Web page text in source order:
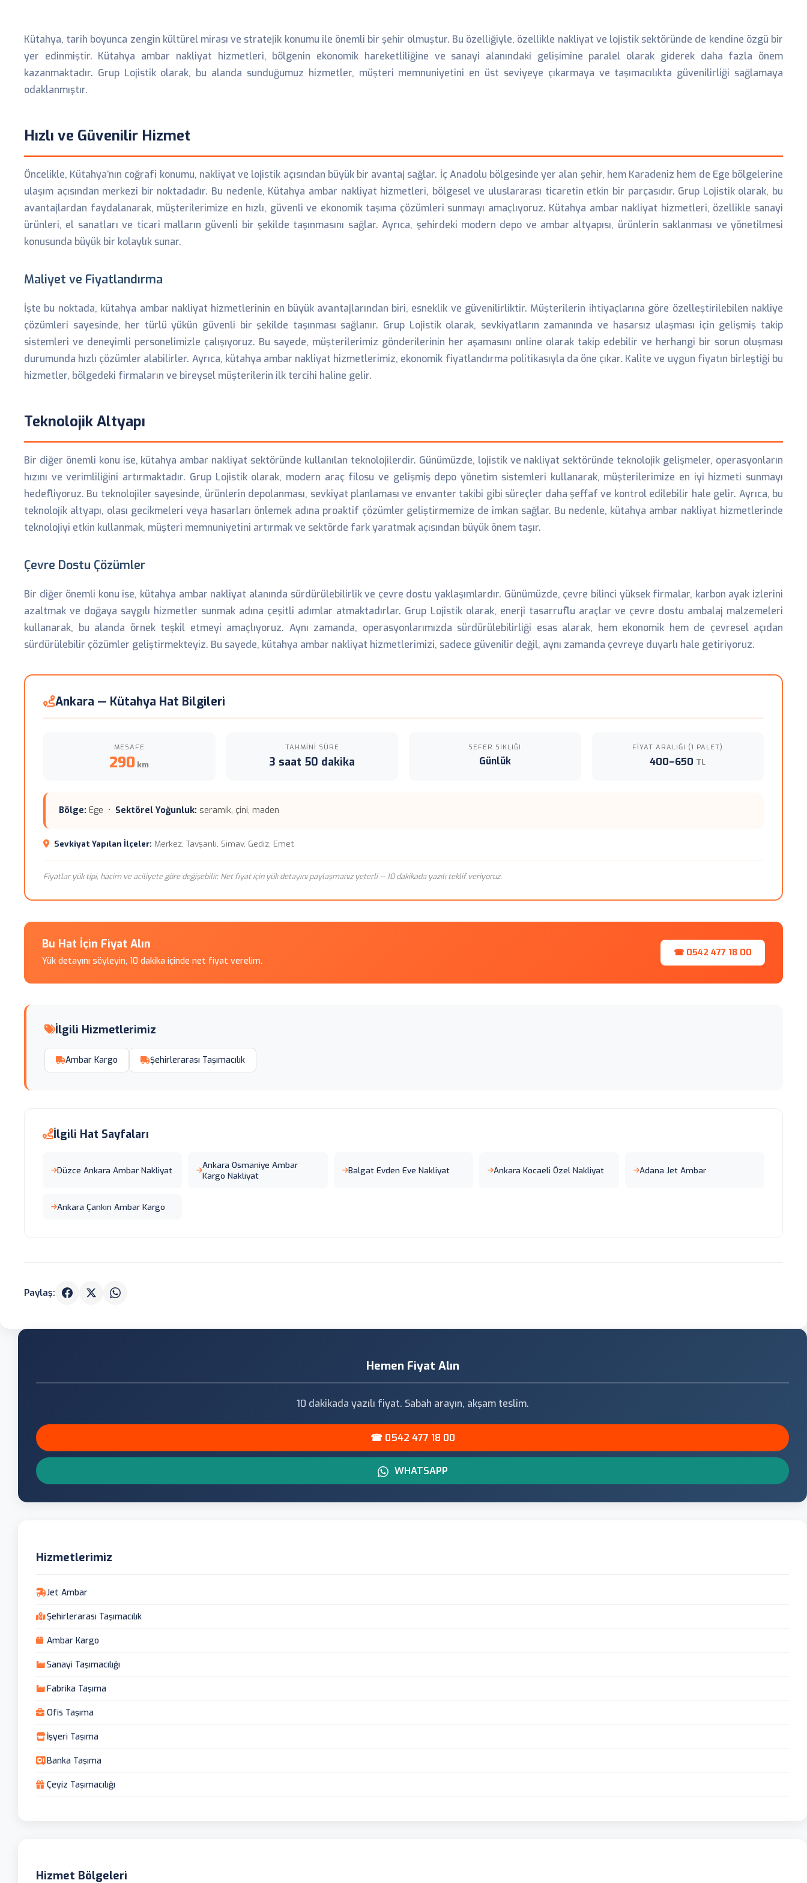
Kütahya, tarih boyunca zengin kültürel mirası ve stratejik konumu ile önemli bir şehir olmuştur. Bu özelliğiyle, özellikle nakliyat ve lojistik sektöründe de kendine özgü bir
yer edinmiştir. Kütahya ambar nakliyat hizmetleri, bölgenin ekonomik hareketliliğine ve sanayi alanındaki gelişimine paralel olarak giderek daha fazla önem
kazanmaktadır. Grup Lojistik olarak, bu alanda sunduğumuz hizmetler, müşteri memnuniyetini en üst seviyeye çıkarmaya ve taşımacılıkta güvenilirliği sağlamaya
odaklanmıştır.
Hızlı ve Güvenilir Hizmet
Öncelikle, Kütahya’nın coğrafi konumu, nakliyat ve lojistik açısından büyük bir avantaj sağlar. İç Anadolu bölgesinde yer alan şehir, hem Karadeniz hem de Ege bölgelerine
ulaşım açısından merkezi bir noktadadır. Bu nedenle, Kütahya ambar nakliyat hizmetleri, bölgesel ve uluslararası ticaretin etkin bir parçasıdır. Grup Lojistik olarak, bu
avantajlardan faydalanarak, müşterilerimize en hızlı, güvenli ve ekonomik taşıma çözümleri sunmayı amaçlıyoruz. Kütahya ambar nakliyat hizmetleri, özellikle sanayi
ürünleri, el sanatları ve ticari malların güvenli bir şekilde taşınmasını sağlar. Ayrıca, şehirdeki modern depo ve ambar altyapısı, ürünlerin saklanması ve yönetilmesi
konusunda büyük bir kolaylık sunar.
Maliyet ve Fiyatlandırma
İşte bu noktada, kütahya ambar nakliyat hizmetlerinin en büyük avantajlarından biri, esneklik ve güvenilirliktir. Müşterilerin ihtiyaçlarına göre özelleştirilebilen nakliye
çözümleri sayesinde, her türlü yükün güvenli bir şekilde taşınması sağlanır. Grup Lojistik olarak, sevkiyatların zamanında ve hasarsız ulaşması için gelişmiş takip
sistemleri ve deneyimli personelimizle çalışıyoruz. Bu sayede, müşterilerimiz gönderilerinin her aşamasını online olarak takip edebilir ve herhangi bir sorun oluşması
durumunda hızlı çözümler alabilirler. Ayrıca, kütahya ambar nakliyat hizmetlerimiz, ekonomik fiyatlandırma politikasıyla da öne çıkar. Kalite ve uygun fiyatın birleştiği bu
hizmetler, bölgedeki firmaların ve bireysel müşterilerin ilk tercihi haline gelir.
Teknolojik Altyapı
Bir diğer önemli konu ise, kütahya ambar nakliyat sektöründe kullanılan teknolojilerdir. Günümüzde, lojistik ve nakliyat sektöründe teknolojik gelişmeler, operasyonların
hızını ve verimliliğini artırmaktadır. Grup Lojistik olarak, modern araç filosu ve gelişmiş depo yönetim sistemleri kullanarak, müşterilerimize en iyi hizmeti sunmayı
hedefliyoruz. Bu teknolojiler sayesinde, ürünlerin depolanması, sevkiyat planlaması ve envanter takibi gibi süreçler daha şeffaf ve kontrol edilebilir hale gelir. Ayrıca, bu
teknolojik altyapı, olası gecikmeleri veya hasarları önlemek adına proaktif çözümler geliştirmemize de imkan sağlar. Bu nedenle, kütahya ambar nakliyat hizmetlerinde
teknolojiyi etkin kullanmak, müşteri memnuniyetini artırmak ve sektörde fark yaratmak açısından büyük önem taşır.
Çevre Dostu Çözümler
Bir diğer önemli konu ise, kütahya ambar nakliyat alanında sürdürülebilirlik ve çevre dostu yaklaşımlardır. Günümüzde, çevre bilinci yüksek firmalar, karbon ayak izlerini
azaltmak ve doğaya saygılı hizmetler sunmak adına çeşitli adımlar atmaktadırlar. Grup Lojistik olarak, enerji tasarruflu araçlar ve çevre dostu ambalaj malzemeleri
kullanarak, bu alanda örnek teşkil etmeyi amaçlıyoruz. Aynı zamanda, operasyonlarımızda sürdürülebilirliği esas alarak, hem ekonomik hem de çevresel açıdan
sürdürülebilir çözümler geliştirmekteyiz. Bu sayede, kütahya ambar nakliyat hizmetlerimizi, sadece güvenilir değil, aynı zamanda çevreye duyarlı hale getiriyoruz.
Ankara — Kütahya Hat Bilgileri
MESAFE
290 km
TAHMINI SÜRE
3 saat 50 dakika
SEFER SIKLIĞI
Günlük
FIYAT ARALIĞI (1 PALET)
400–650 TL
Bölge: Ege • Sektörel Yoğunluk: seramik, çini, maden
Sevkiyat Yapılan İlçeler: Merkez, Tavşanlı, Simav, Gediz, Emet
Fiyatlar yük tipi, hacim ve aciliyete göre değişebilir. Net fiyat için yük detayını paylaşmanız yeterli — 10 dakikada yazılı teklif veriyoruz.
Bu Hat İçin Fiyat Alın
Yük detayını söyleyin, 10 dakika içinde net fiyat verelim.
☎ 0542 477 18 00
İlgili Hizmetlerimiz
Ambar Kargo Şehirlerarası Taşımacılık
İlgili Hat Sayfaları
Düzce Ankara Ambar Nakliyat
Ankara Osmaniye Ambar
Kargo Nakliyat
Balgat Evden Eve Nakliyat Ankara Kocaeli Özel Nakliyat Adana Jet Ambar
Ankara Çankırı Ambar Kargo
Paylaş:
Hemen Fiyat Alın
10 dakikada yazılı fiyat. Sabah arayın, akşam teslim.
☎ 0542 477 18 00
WHATSAPP
Hizmetlerimiz
Jet Ambar
Şehirlerarası Taşımacılık
Ambar Kargo
Sanayi Taşımacılığı
Fabrika Taşıma
Ofis Taşıma
İşyeri Taşıma
Banka Taşıma
Çeyiz Taşımacılığı
Hizmet Bölgeleri